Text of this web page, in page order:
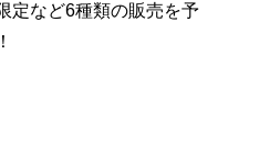
定など6種類の販売を予